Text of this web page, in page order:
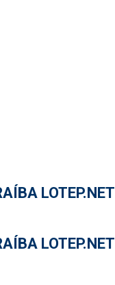
LOTEP.NET
LOTEP.NET